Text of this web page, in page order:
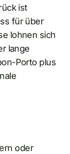
ist
für über
lohnen sich
lange
Porto plus
oder